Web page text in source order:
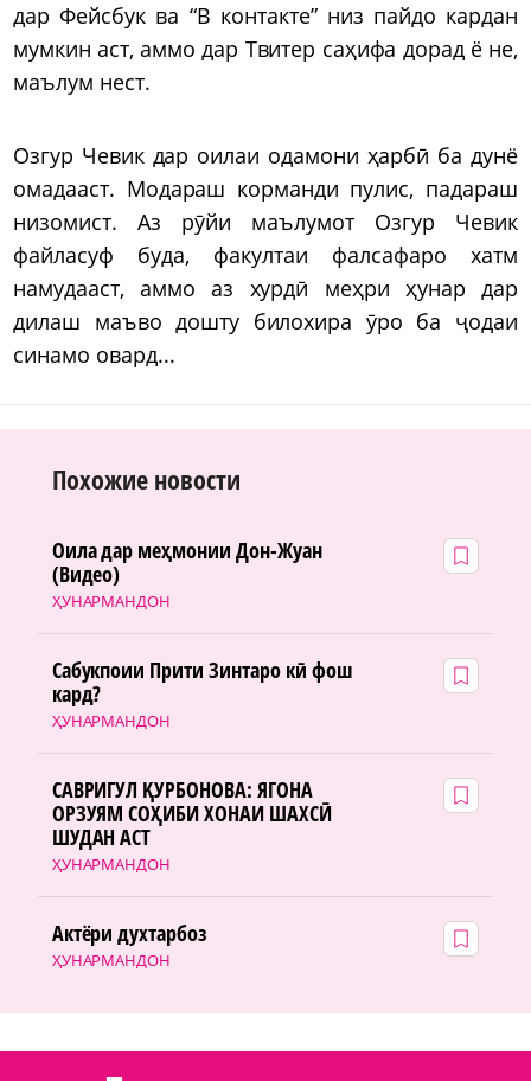
дар Фейсбук ва “В контакте” низ пайдо кардан
мумкин аст, аммо дар Твитер саҳифа дорад ё не,
маълум нест.
Озгур Чевик дар оилаи одамони ҳарбӣ ба дунё
омадааст. Модараш корманди пулис, падараш
низомист. Аз рӯйи маълумот Озгур Чевик
файласуф буда, факултаи фалсафаро хатм
намудааст, аммо аз хурдӣ меҳри ҳунар дар
дилаш маъво дошту билохира ӯро ба ҷодаи
синамо овард...
Похожие новости
ҲУНАРМАНДОН
Оила дар меҳмонии Дон-Жуан
(Видео)
ҲУНАРМАНДОН
Сабукпоии Прити Зинтаро кӣ фош
кард?
ҲУНАРМАНДОН
САВРИГУЛ ҚУРБОНОВА: ЯГОНА
ОРЗУЯМ СОҲИБИ ХОНАИ ШАХСӢ
ШУДАН АСТ
ҲУНАРМАНДОН
Актёри духтарбоз